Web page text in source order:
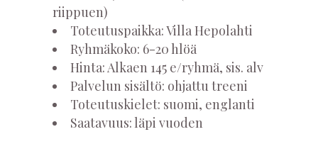
riippuen)
Toteutuspaikka: Villa Hepolahti
Ryhmäkoko: 6-20 hlöä
Hinta: Alkaen 145 e/ryhmä, sis. alv
Palvelun sisältö: ohjattu treeni
Toteutuskielet: suomi, englanti
Saatavuus: läpi vuoden